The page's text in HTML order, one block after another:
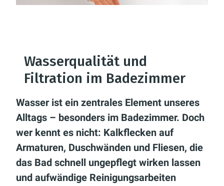
Wasserqualität und
Filtration im Badezimmer
Wasser ist ein zentrales Element unseres
Alltags – besonders im Badezimmer. Doch
wer kennt es nicht: Kalkflecken auf
Armaturen, Duschwänden und Fliesen, die
das Bad schnell ungepflegt wirken lassen
und aufwändige Reinigungsarbeiten